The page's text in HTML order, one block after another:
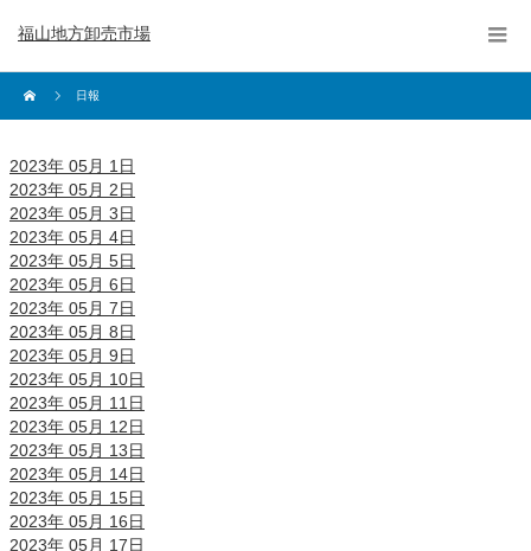
福山地方卸売市場
日報
2023年 05月 1日
2023年 05月 2日
2023年 05月 3日
2023年 05月 4日
2023年 05月 5日
2023年 05月 6日
2023年 05月 7日
2023年 05月 8日
2023年 05月 9日
2023年 05月 10日
2023年 05月 11日
2023年 05月 12日
2023年 05月 13日
2023年 05月 14日
2023年 05月 15日
2023年 05月 16日
2023年 05月 17日